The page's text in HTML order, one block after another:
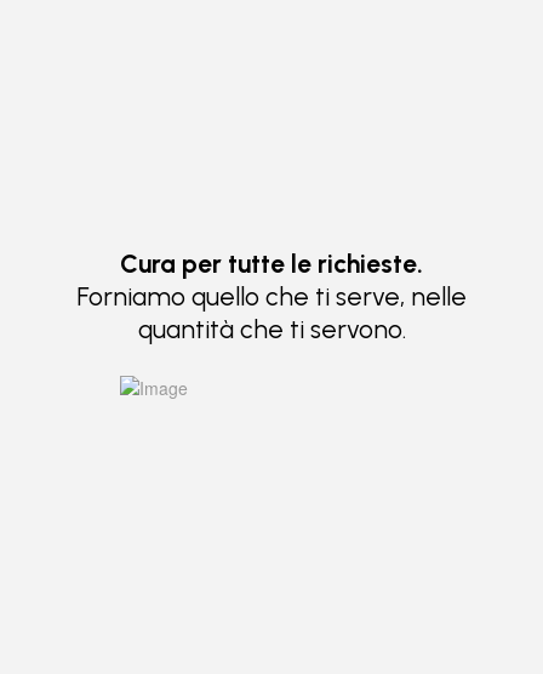
Cura per tutte le richieste.
Forniamo quello che ti serve, nelle
quantità che ti servono.